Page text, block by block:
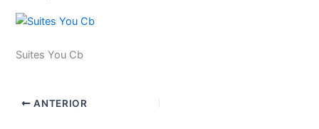
Suites You Cb
ANTERIOR